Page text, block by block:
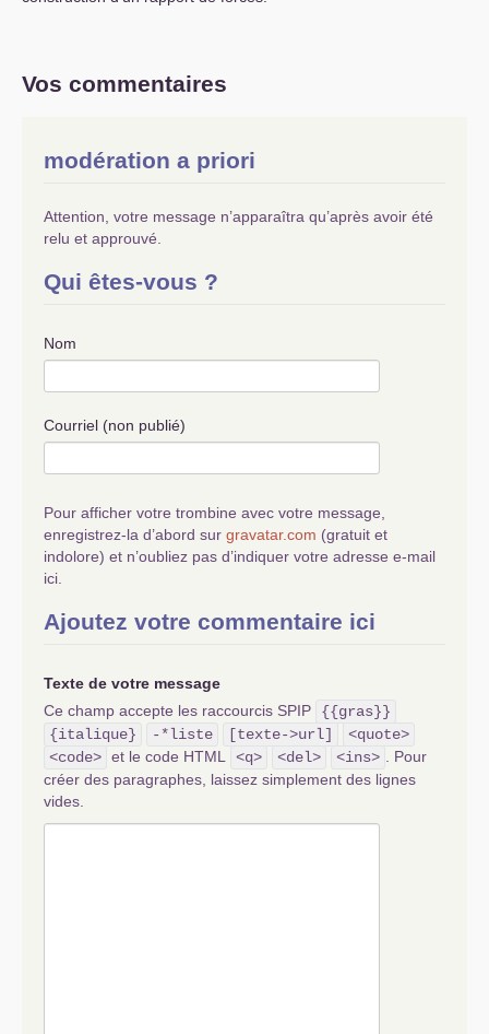
Vos commentaires
modération a priori
Attention, votre message n’apparaîtra qu’après avoir été
relu et approuvé.
Qui êtes-vous ?
Nom
Courriel (non publié)
Pour afficher votre trombine avec votre message,
enregistrez-la d’abord sur gravatar.com (gratuit et
indolore) et n’oubliez pas d’indiquer votre adresse e-mail
ici.
Ajoutez votre commentaire ici
Texte de votre message
Ce champ accepte les raccourcis SPIP
{{gras}}
{italique}
-*liste [texte->url]
<quote>
<code> et le code HTML <q> <del> <ins>
. Pour
créer des paragraphes, laissez simplement des lignes
vides.